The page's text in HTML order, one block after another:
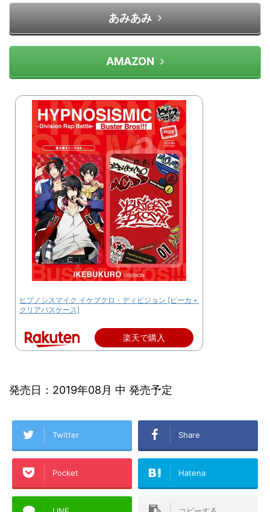
あみあみ
AMAZON
ヒプノシスマイク イケブクロ・ディビジョン [ピーカ＋
クリアパスケース]
楽天で購入
発売日：2019年08月 中 発売予定
Twitter Share
Pocket Hatena